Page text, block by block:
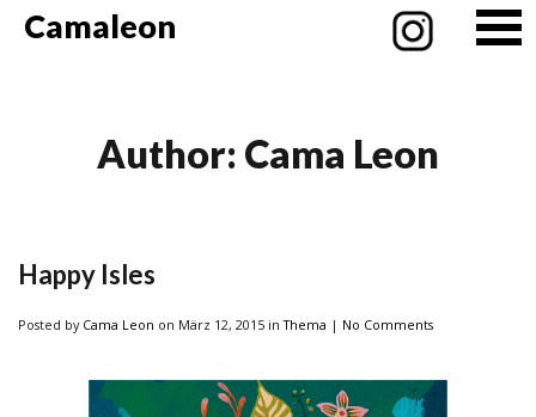
Camaleon
Author: Cama Leon
Happy Isles
Posted by Cama Leon on März 12, 2015 inThema | No Comments